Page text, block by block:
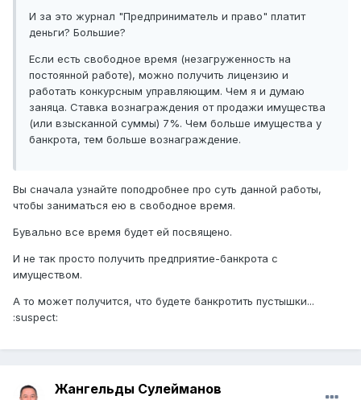
И за это журнал "Предприниматель и право" платит
деньги? Большие?
Если есть свободное время (незагруженность на
постоянной работе), можно получить лицензию и
работать конкурсным управляющим. Чем я и думаю
заняца. Ставка вознаграждения от продажи имущества
(или взысканной суммы) 7%. Чем больше имущества у
банкрота, тем больше вознаграждение.
Вы сначала узнайте поподробнее про суть данной работы,
чтобы заниматься ею в свободное время.
Бувально все время будет ей посвящено.
И не так просто получить предприятие-банкрота с
имуществом.
А то может получится, что будете банкротить пустышки...
:suspect:
Жангельды Сулейманов